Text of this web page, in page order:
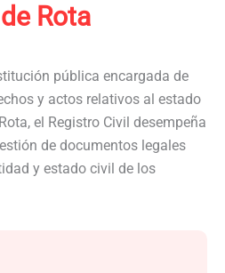
de Rota
pública encargada de
y actos relativos al estado
el Registro Civil desempeña
de documentos legales
y estado civil de los